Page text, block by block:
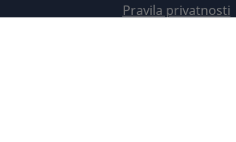
Pravila privatnosti